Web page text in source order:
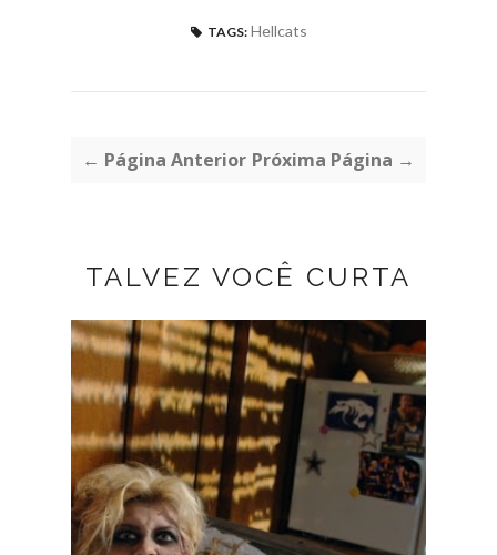
TAGS: Hellcats
← Página Anterior Próxima Página →
TALVEZ VOCÊ CURTA